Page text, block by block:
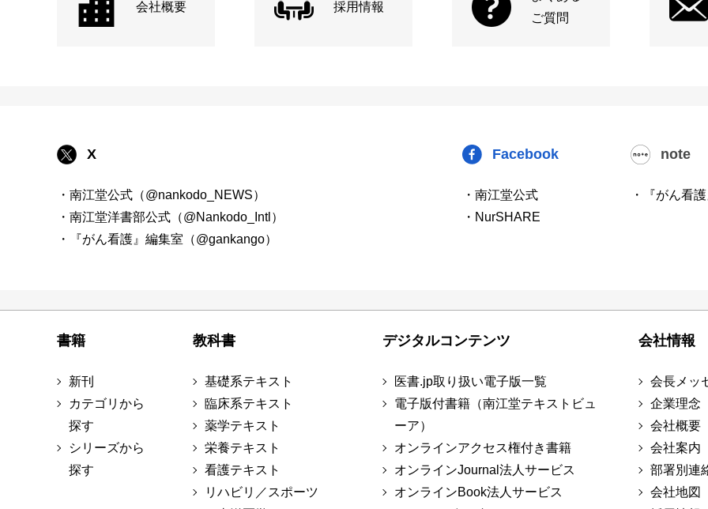
会社概要 採用情報
ご質問
X
・南江堂公式（@nankodo_NEWS）
・南江堂洋書部公式（@Nankodo_Intl）
・『がん看護』編集室（@gankango）
Facebook
・南江堂公式
・NurSHARE
note
・『がん看
書籍
新刊
カテゴリから
探す
シリーズから
探す
教科書
基礎系テキスト
臨床系テキスト
薬学テキスト
栄養テキスト
看護テキスト
リハビリ／スポーツ
デジタルコンテンツ
医書.jp取り扱い電子版一覧
電子版付書籍（南江堂テキストビュ
ーア）
オンラインアクセス権付き書籍
オンラインJournal法人サービス
オンラインBook法人サービス
会社情報
会長メッ
企業理念
会社概要
会社案内
部署別連
会社地図